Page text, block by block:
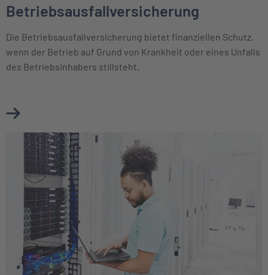
Betriebsausfallversicherung
Die Betriebsausfallversicherung bietet finanziellen Schutz,
wenn der Betrieb auf Grund von Krankheit oder eines Unfalls
des Betriebsinhabers stillsteht.
Mehr über Betriebsausfallversicherung erfahren
Weiter zu Elektronikversicherung